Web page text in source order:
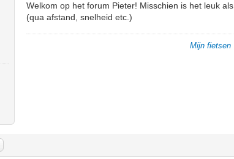
Welkom op het forum Pieter! Misschien is het leuk
(qua afstand, snelheid etc.)
Mijn fietsen|